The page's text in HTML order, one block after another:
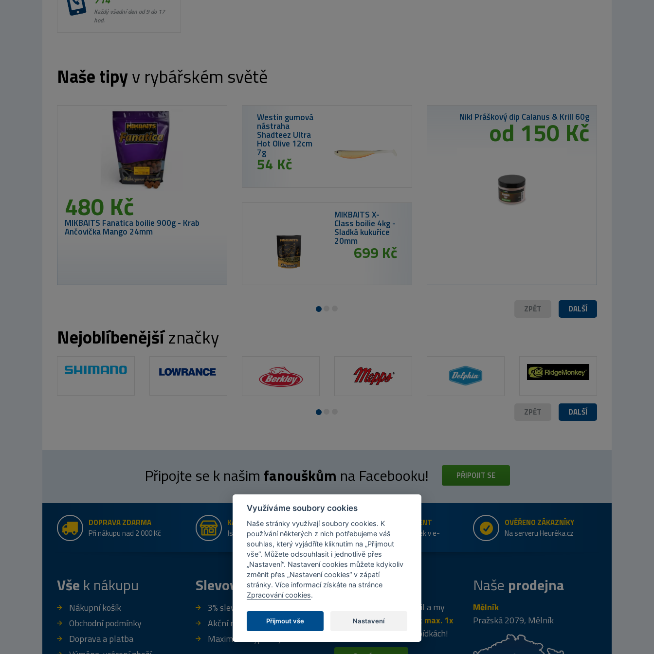
Každý všední den od 9 do 17
hod.
Naše tipyv rybářském světě
Westin gumová
Class boilie 4kg -
Sladká kukuřice
Nikl Práškový dip Calanus & Krill 60g
od 150 Kč
od 1 214 Kč
DALŠÍ
ZPĚT
Nejoblíbenějšíznačky
DALŠÍ
ZPĚT
Připojte se k našim fanouškům na Facebooku! PŘIPOJIT SE
DOPRAVA ZDARMA
Při nákupu nad 2 000 Kč
KAMENNÉ PRODEJNY
Jsme na trhu více než 10 let
ŠIROKÝ SORTIMENT
Přes 20 tis. položek v e-
shopu
OVĚŘENO ZÁKAZNÍKY
Na serveru Heuréka.cz
Vše k nákupu
Nákupní košík
Obchodní podmínky
Doprava a platba
Slevový program
3% sleva za registraci
Akční nabídky
Maximální výprodej
Tipyk nákupu
Napište nám svůj e-mail a my
vás budeme informovat max. 1x
o zajímavých nabídkách!
Naše prodejna
Mělník
Pražská 2079, Mělník
Využíváme soubory cookies
Naše stránky využívají soubory cookies. K
používání některých z nich potřebujeme váš
souhlas, který vyjádříte kliknutím na „Přijmout
vše“. Můžete odsouhlasit i jednotlivě přes
„Nastavení“. Nastavení cookies můžete kdykoliv
změnit přes „Nastavení cookies“ v zápatí
stránky. Více informací získáte na stránce
Zpracování cookies.
Přijmout vše Nastavení